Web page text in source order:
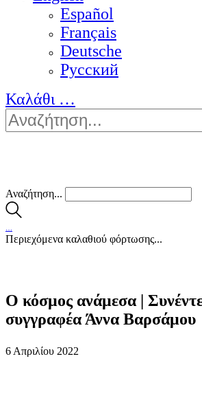
Español
Français
Deutsche
Pусский
Καλάθι …
Αναζήτηση...
Περιεχόμενα καλαθιού φόρτωσης...
Ο κόσμος ανάμεσα |
συγγραφέα Άννα Βαρσάμου
6 Απριλίου 2022